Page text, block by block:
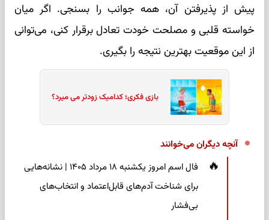
پیش از پذیرفتن آن، همه جوانب را بسنجی. اگر میان
خواسته قلبی و مصلحت خودت تعادل برقرار کنی، می‌توانی
از این موقعیت بهترین نتیجه را بگیری.
بازی فکری؛ کدامیک زودتر می میرد؟
آنچه دیگران می‌خوانند
فال اسم امروز یکشنبه ۱۸ مرداد ۱۴۰۵ | نشانه‌هایی
برای شناخت آدم‌های قابل‌اعتماد و انتخاب‌های
بی‌فشار